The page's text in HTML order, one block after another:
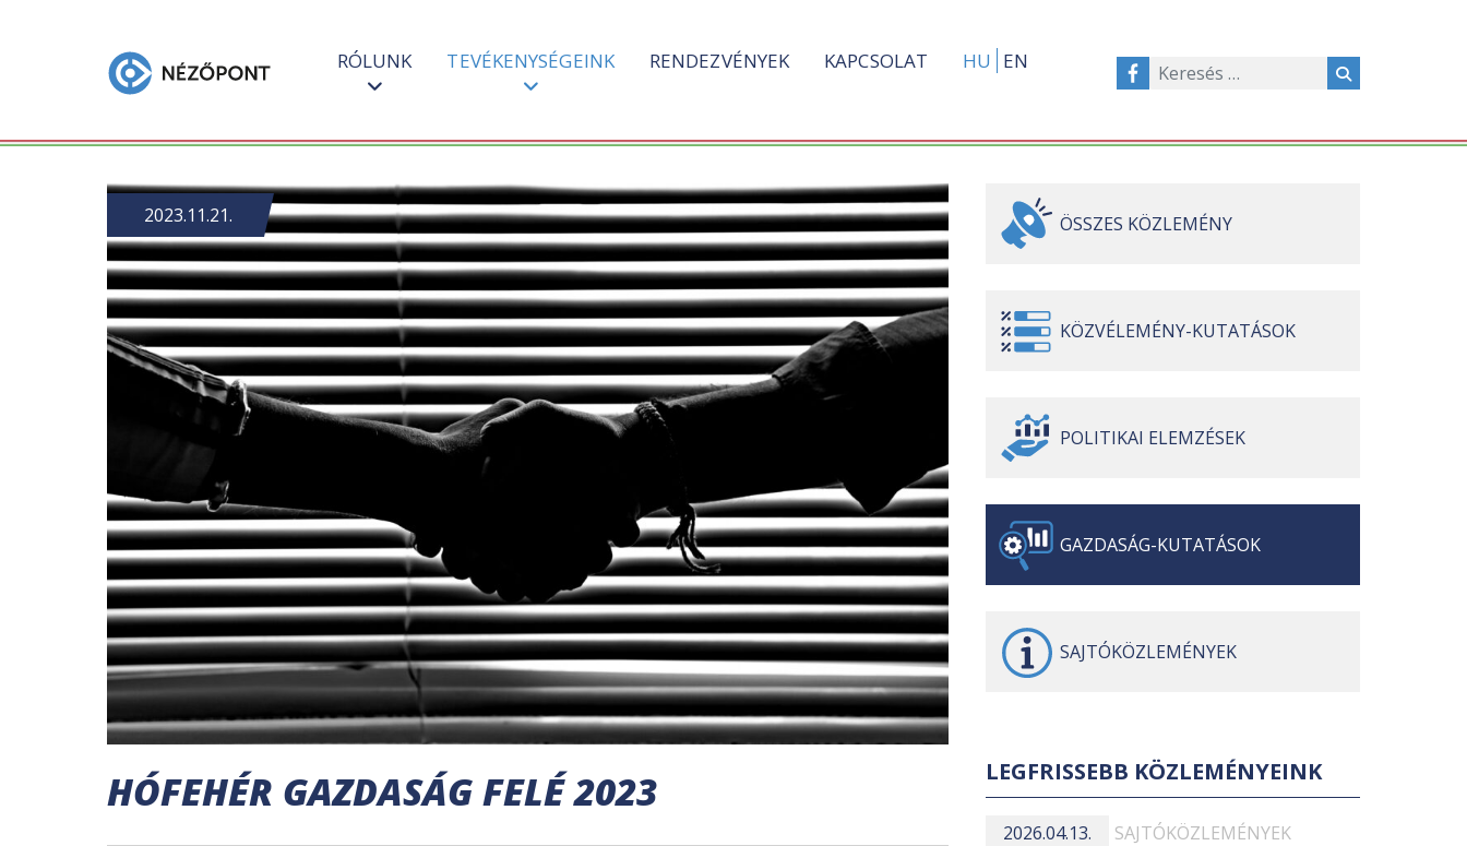
RÓLUNK TEVÉKENYSÉGEINK RENDEZVÉNYEK KAPCSOLAT HU EN
HÓFEHÉR GAZDASÁG FELÉ 2023
2023.11.21. ÖSSZES KÖZLEMÉNY
KÖZVÉLEMÉNY-KUTATÁSOK
POLITIKAI ELEMZÉSEK
GAZDASÁG-KUTATÁSOK
SAJTÓKÖZLEMÉNYEK
LEGFRISSEBB KÖZLEMÉNYEINK
2026.04.13. SAJTÓKÖZLEMÉNYEK